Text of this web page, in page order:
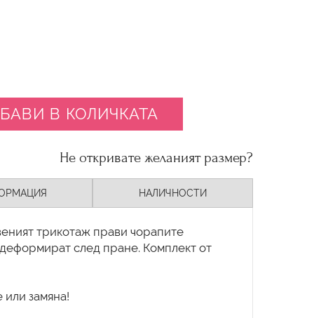
В КОЛИЧКАТА
Не откривате желаният размер?
НАЛИЧНОСТИ
трикотаж прави чорапите
след пране. Комплект от
замяна!